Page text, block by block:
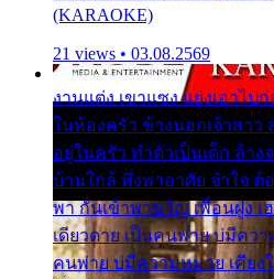
(KARAOKE)
21 views • 03.08.2569
งานแต่ง เขาแซง แย่งเอาไ
ในห้องครัว ข้างนอกเจ้าสาว
อยู่ในครัว ทำตัวเป็นเด็ก ล้าง
บ้านใกล้ พึ่งพาอาศัย จำใจ ต้
พา กันเข้าพาขวัญ เพื่อนฝูง เ
เดียวดาย เป็นคนพ่าย บ่มีควา
คนพ่าย บ่มีความหมาย เคียงใ